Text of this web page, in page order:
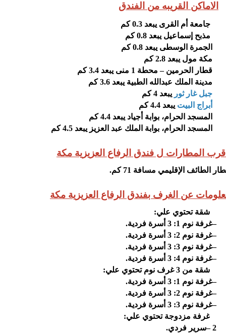
الاماكن القريبه من الفندق
جامعة أم القرى يبعد 0.3 كم
مذبح إسماعيل يبعد 0.8 كم
الجمرة الوسطى يبعد 0.8 كم
مكة مول يبعد 2.8 كم
قطار الحرمين – محطة 1 منى يبعد 3.4 كم
مدينة الملك عبدالله الطبية يبعد 3.6 كم
جبل غار ثور يبعد 4 كم
أبراج البيت يبعد 4.4 كم
المسجد الحرام، بوابة أجياد يبعد 4.4 كم
المسجد الحرام، بوابة الملك عبد العزيز يبعد 4.5 كم
المطارات ل فندق الرفاع العزيزية مكة
الطائف الإقليمي مسافة 71 كم .
عن الغرف بفندق الرفاع العزيزية مكة
شقة تحتوي علي:
–غرفة نوم 1: 3 أسرة فردية
.
–غرفة نوم 2: 3 أسرة فردية
.
–غرفة نوم 3: 3 أسرة فردية
.
–غرفة نوم 4: 3 أسرة فردية
.
شقة من 3 غرف نوم تحتوي علي
:
–غرفة نوم 1: 3 أسرة فردية
.
–غرفة نوم 2: 3 أسرة فردية
.
–غرفة نوم 3: 3 أسرة فردية
.
غرفة مزدوجة تحتوي علي:
– 2سرير فردي.